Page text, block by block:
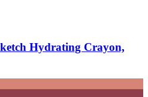
Hydrating Crayon,